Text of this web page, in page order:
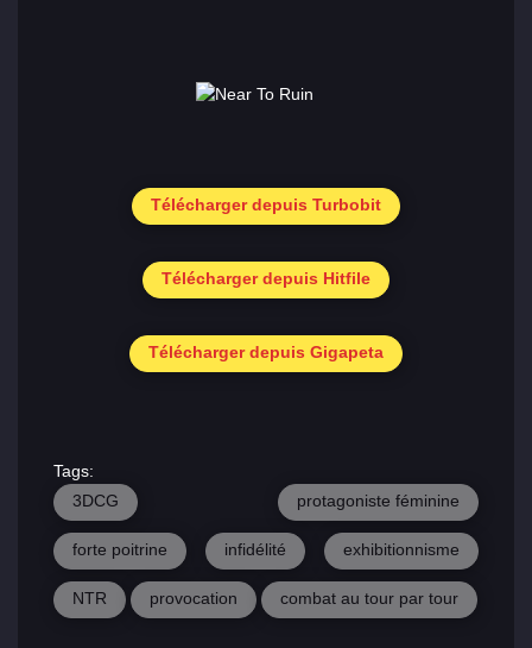
Télécharger depuis Turbobit
Télécharger depuis Hitfile
Télécharger depuis Gigapeta
Tags:
3DCG
protagoniste féminine
forte poitrine infidélité exhibitionnisme
NTR provocation combat au tour par tour